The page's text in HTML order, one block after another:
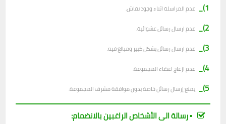
1)_
عدم المراسلة اثناء وجود نقاش.
2)_ عدم ارسال رسائل عشوائية.
3)_ عدم ارسال رسائل بشكل كبير ومبالغ فيه.
4)_ عدم ازعاج اعضاء المجموعة.
5)_ يمنع إرسال رسائل خاصة بدون موافقة مشرف المجموعة.
▪︎ رسالة الى الأشخاص الراغبين بالانضمام: